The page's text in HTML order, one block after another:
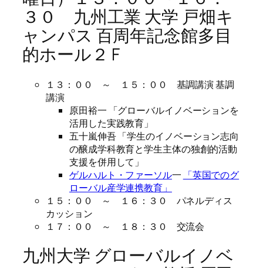
３０ 九州工業 大学 戸畑キ
ャンパス 百周年記念館多目
的ホール２ F
１３：００ ～ １５：００ 基調講演 基調
講演
原田裕一 「グローバルイノベーションを
活用した実践教育」
五十嵐伸吾 「学生のイノベーション志向
の醸成学科教育と学生主体の独創的活動
支援を併用して」
ゲルハルト・ファーソル一 「英国でのグ
ローバル産学連携教育」
１５：００ ～ １６：３０ パネルディス
カッション
１７：００ ～ １８：３０ 交流会
九州大学 グローバルイノベ